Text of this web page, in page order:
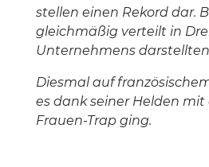
stellen einen Rekord dar.
gleichmäßig verteilt in
Unternehmens
Diesmal auf
es dank seiner Helden mit
Frauen-Trap ging.